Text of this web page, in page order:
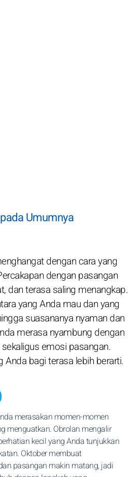
Umumnya
dengan cara yang
dengan pasangan
dan terasa saling menangkap.
yang Anda mau dan yang
suasananya nyaman dan
merasa nyambung dengan
emosi pasangan.
bagi terasa lebih berarti.
merasakan momen-momen
menguatkan. Obrolan mengalir
kecil yang Anda tunjukkan
Oktober membuat
pasangan makin matang, jadi